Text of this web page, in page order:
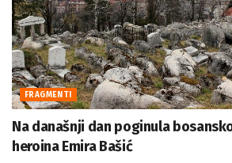
FRAGMENTI
Na današnji dan poginula
heroina Emira Bašić